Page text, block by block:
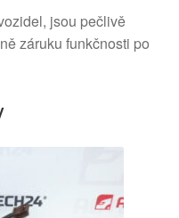
jsou pečlivě
záruku funkčnosti po